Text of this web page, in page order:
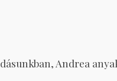
Andrea